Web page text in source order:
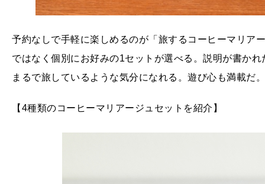
予約なしで手軽に楽しめるのが「旅するコーヒーマリア
ではなく個別にお好みの1セットが選べる。説明が書か
まるで旅しているような気分になれる。遊び心も満載だ。
【4種類のコーヒーマリアージュセットを紹介】